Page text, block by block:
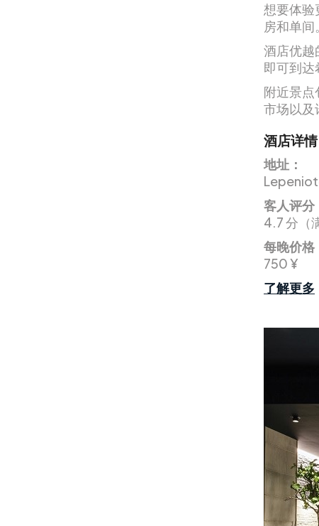
想要体验
房和单
酒店优越
即可到达
附近景
市场以及
酒店详情
地址：
客人评分
4.7 分（
每晚价格
750 ¥
了解更多